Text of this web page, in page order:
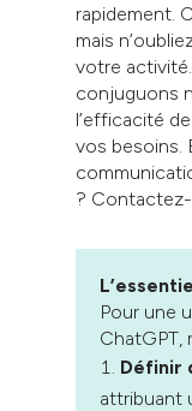
rapidement.
mais
votre
conjuguons
l’efficacité
vos besoins.
? Contactez-
Pour une
ChatGPT,
Définir
attribuant